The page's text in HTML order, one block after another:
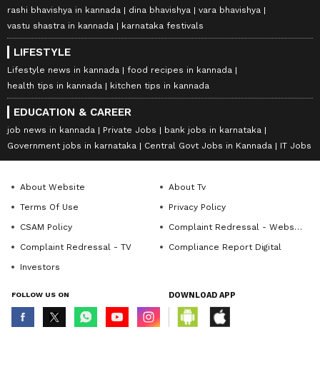
rashi bhavishya in kannada dina bhavishya
vara bhavishya
vastu shastra in kannada
karnataka festivals
LIFESTYLE
Lifestyle news in kannada
food recipes in kannada
health tips in kannada
kitchen tips in kannada
EDUCATION & CAREER
job news in kannada Private Jobs
bank jobs in karnataka
Government jobs in karnataka
Central Govt Jobs in Kannada IT Jobs
About Website
About Tv
Terms Of Use
Privacy Policy
CSAM Policy
Complaint Redressal - Website
Complaint Redressal - TV
Compliance Report Digital
Investors
FOLLOW US ON DOWNLOAD APP